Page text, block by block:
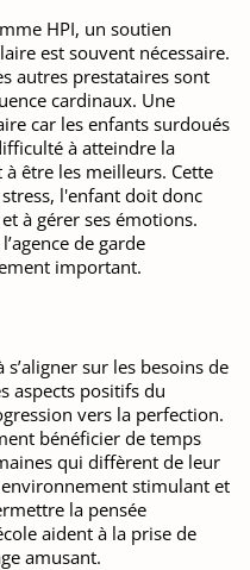
HPI, un soutien
est souvent nécessaire.
autres prestataires sont
cardinaux. Une
car les enfants surdoués
à atteindre la
être les meilleurs. Cette
l'enfant doit donc
à gérer ses émotions.
de garde
important.
s’aligner sur les besoins de
aspects positifs du
vers la perfection.
bénéficier de temps
qui diffèrent de leur
stimulant et
la pensée
aident à la prise de
amusant.